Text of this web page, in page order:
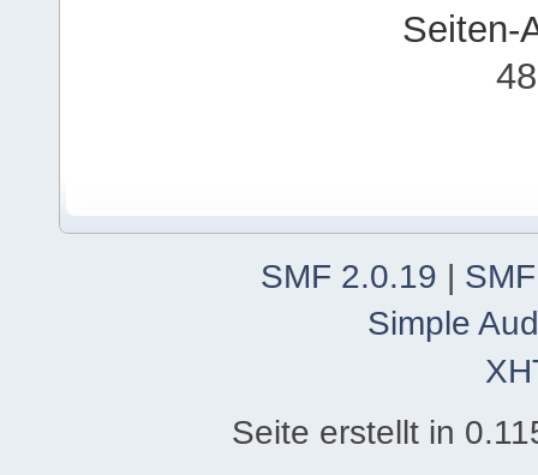
Seiten-
SMF 2.0.19 |
Simple
Seite erstellt in